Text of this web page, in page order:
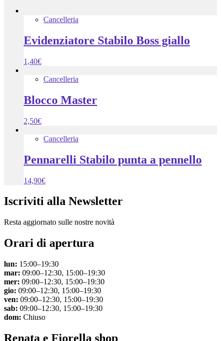
Cancelleria
Evidenziatore Stabilo Boss giallo
1,40€
Cancelleria
Blocco Master
2,50€
Cancelleria
Pennarelli Stabilo punta a pennello
14,90€
Iscriviti alla Newsletter
Resta aggiornato sulle nostre novità
Orari di apertura
lun: 15:00–19:30
mar: 09:00–12:30, 15:00–19:30
mer: 09:00–12:30, 15:00–19:30
gio: 09:00–12:30, 15:00–19:30
ven: 09:00–12:30, 15:00–19:30
sab: 09:00–12:30, 15:00–19:30
dom: Chiuso
Renata e Fiorella shop